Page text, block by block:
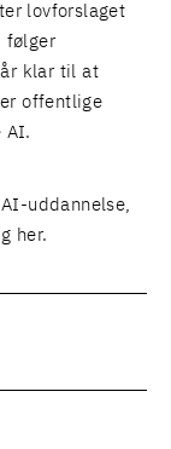
lovforslaget
følger
klar til at
offentlige
AI.
uddannelse,
her.